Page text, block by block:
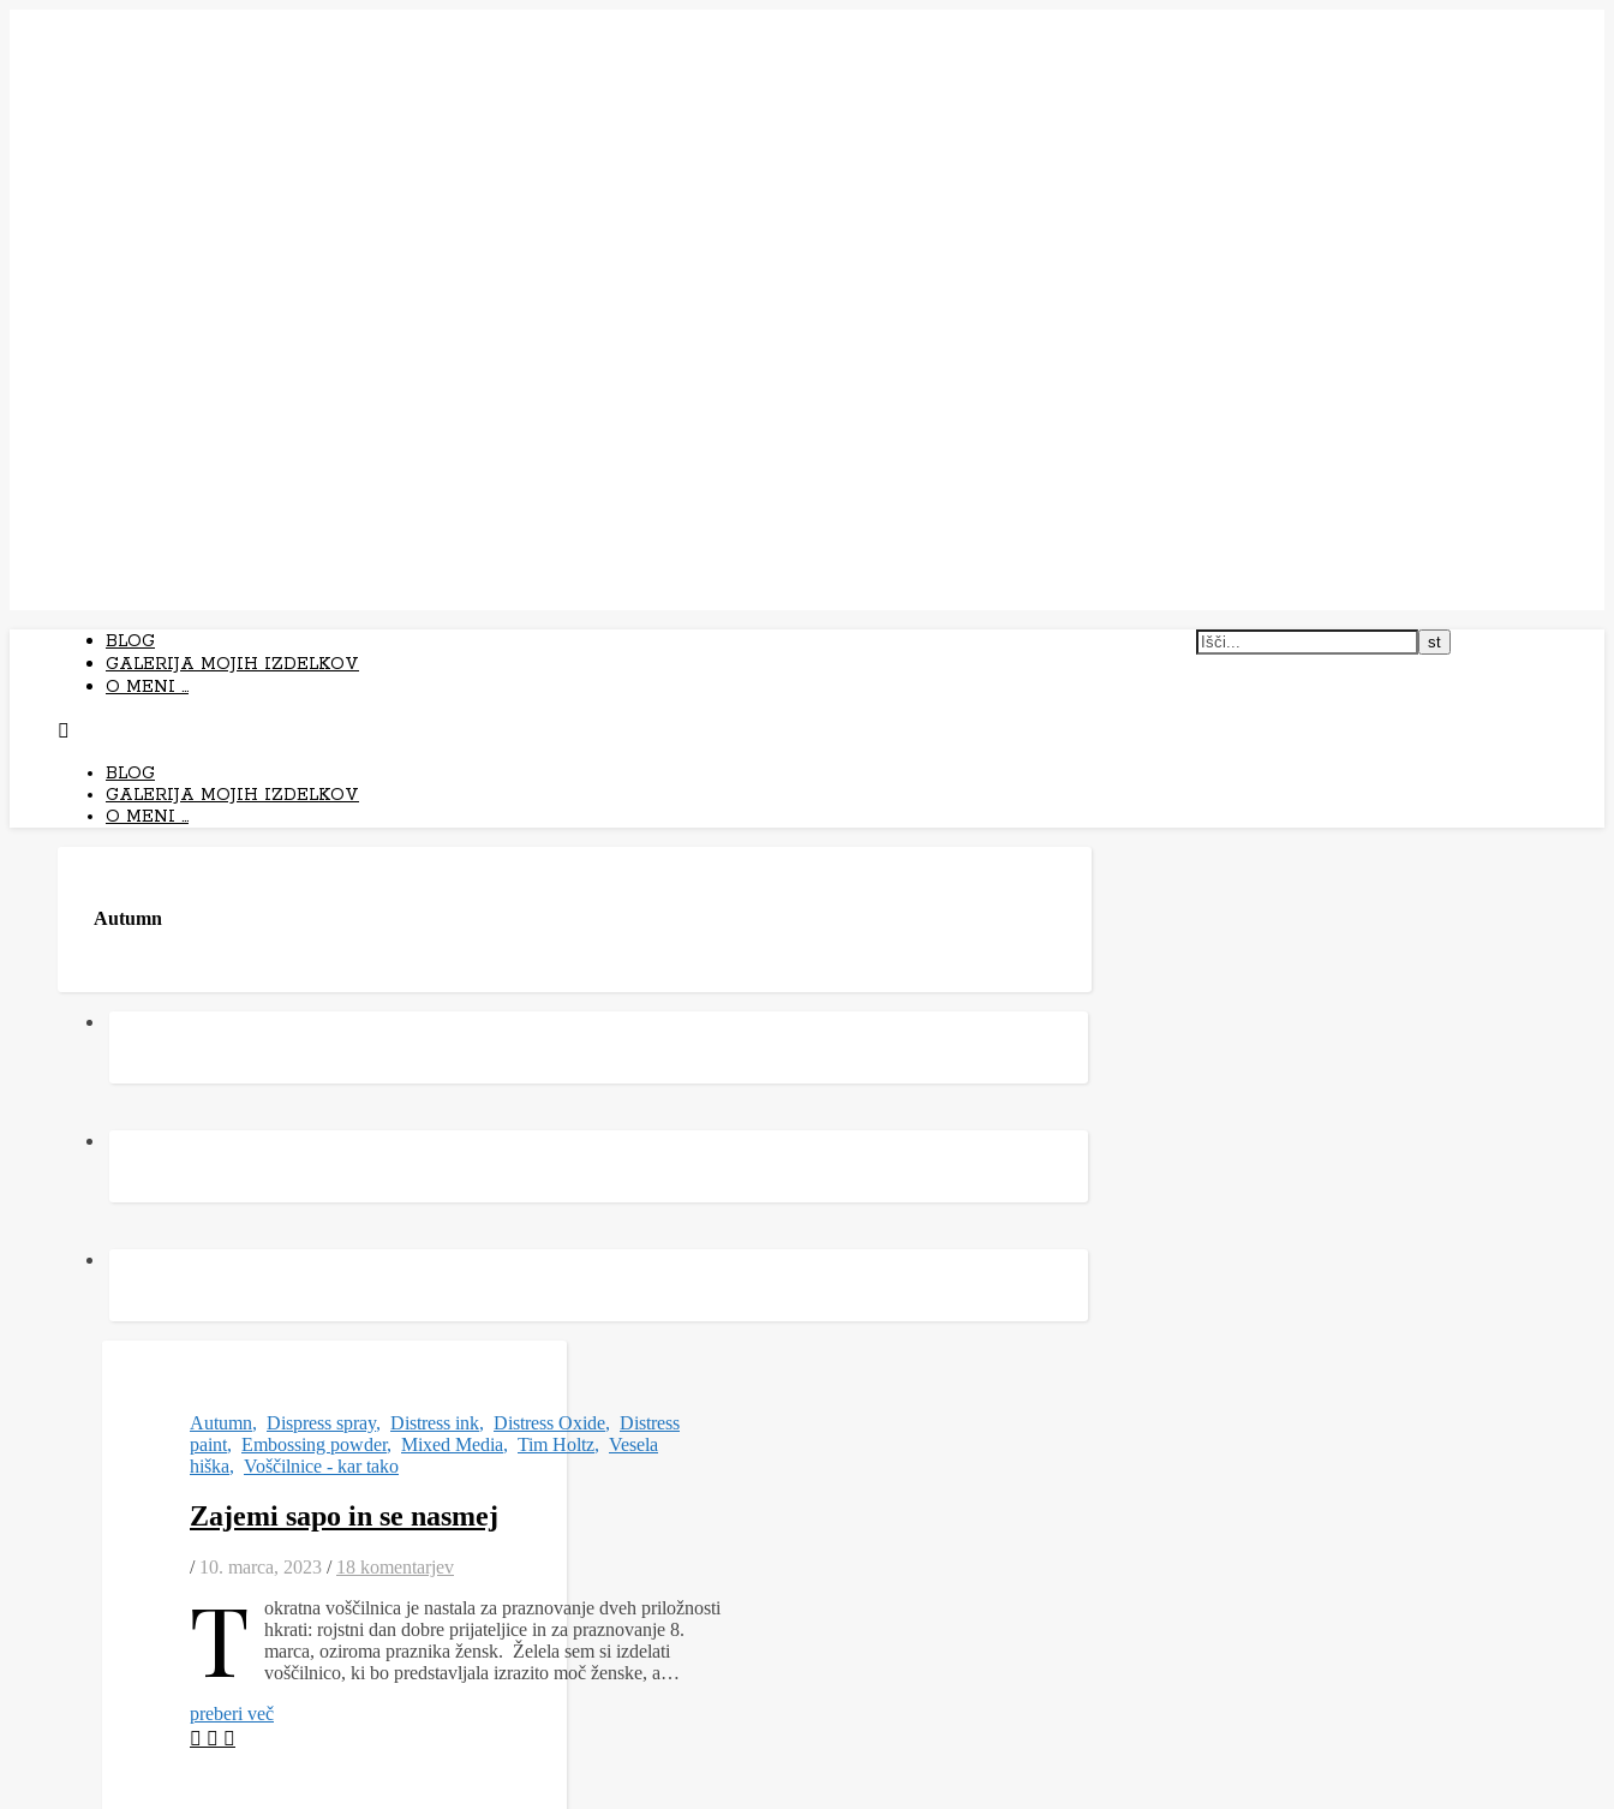
BLOG
GALERIJA MOJIH IZDELKOV
O MENI …
BLOG
GALERIJA MOJIH IZDELKOV
O MENI …
Autumn
Autumn, Dispress spray, Distress ink, Distress Oxide, Distress
paint, Embossing powder, Mixed Media, Tim Holtz, Vesela
hiška, Voščilnice - kar tako
Zajemi sapo in se nasmej
/ 10. marca, 2023 / 18 komentarjev
T
okratna voščilnica je nastala za praznovanje dveh priložnosti
hkrati: rojstni dan dobre prijateljice in za praznovanje 8.
marca, oziroma praznika žensk. Želela sem si izdelati
voščilnico, ki bo predstavljala izrazito moč ženske, a…
preberi več